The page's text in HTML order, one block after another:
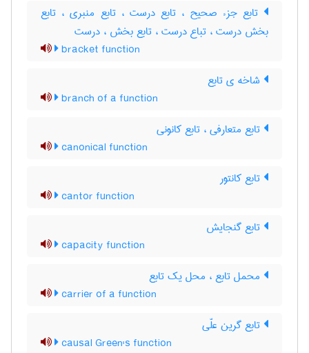
تابع جزء صحیح ، تابع درست ، تابع منبری ، تابع
بخش درست ، تباع درست ، تابع بخش ، درست
bracket function
شاخه ی تابع
branch of a function
تابع متعارفی ، تابع کانونی
canonical function
تابع کانتور
cantor function
تابع گنجایش
capacity function
محمل تابع ، محل یک تابع
carrier of a function
تابع گرین علّی
causal Green's function